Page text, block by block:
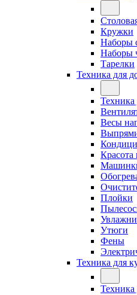
Кружки
Наборы
Наборы
Тарелки
Техника для
Техника
Весы
Красота
Плойки
Утюги
Фены
Техника для
Техника